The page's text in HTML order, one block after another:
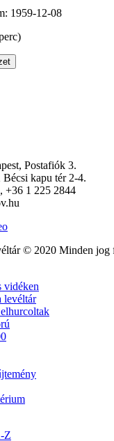
1959-12-08
Postafiók 3.
kapu tér 2-4.
+36 1 225 2844
© 2020 Minden jog
vidéken
levéltár
Z